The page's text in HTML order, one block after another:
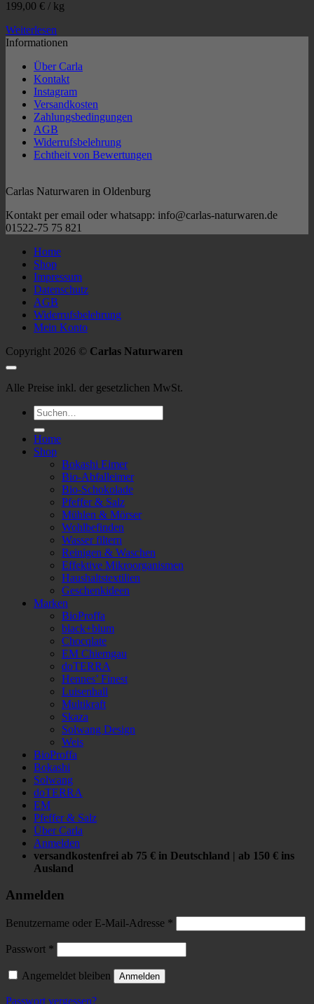
199,00 € / kg
Weiterlesen
Informationen
Über Carla
Kontakt
Instagram
Versandkosten
Zahlungsbedingungen
AGB
Widerrufsbelehrung
Echtheit von Bewertungen
Carlas Naturwaren in Oldenburg
Kontakt per email oder whatsapp: info@carlas-naturwaren.de
01522-75 75 821
Home
Shop
Impressum
Datenschutz
AGB
Widerrufsbelehrung
Mein Konto
Copyright 2026 © Carlas Naturwaren
Alle Preise inkl. der gesetzlichen MwSt.
Suchen
nach:
Home
Shop
Bokashi Eimer
Bio-Abfalleimer
Bio-Schokolade
Pfeffer & Salz
Mühlen & Mörser
Wohlbefinden
Wasser filtern
Reinigen & Waschen
Effektive Mikroorganismen
Haushaltstextilien
Geschenkideen
Marken
BioProffa
black+blum
Chocqlate
EM Chiemgau
doTERRA
Hennes’ Finest
Luisenhall
Multikraft
Skaza
Solwang Design
Weis
BioProffa
Bokashi
Solwang
doTERRA
EM
Pfeffer & Salz
Über Carla
Anmelden
versandkostenfrei ab 75 € in Deutschland | ab 150 € ins
Ausland
Anmelden
Benutzername oder E-Mail-Adresse *
Passwort *
Angemeldet bleiben Anmelden
Passwort vergessen?